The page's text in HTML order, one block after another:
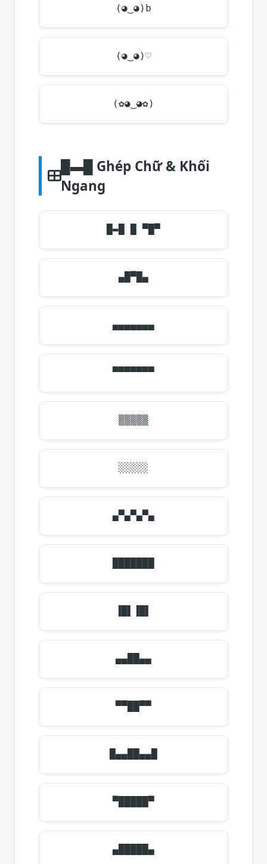
(◕‿◕)b
(◕‿◕)♡
(✿◕‿◕✿)
█▬█ Ghép Chữ & Khối
Ngang
█▬█ █ ▀█▀
▄█▀█▄
▄▄▄▄▄▄▄
▀▀▀▀▀▀▀
▒▒▒▒▒
░░░░░
▄▀▄▀▄▀▄
▄▄██▄▄
▀▀██▀▀
█▄▄██▄▄█
▀█████▀
▄█████▄